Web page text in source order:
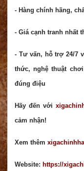
- Hàng chính hãng,
- Giá cạnh tranh nhất
- Tư vấn, hỗ trợ 24/7
thức, nghệ thuật
đúng điệu
Hãy đến với
cảm nhận!
Xem thêm
Website: https://